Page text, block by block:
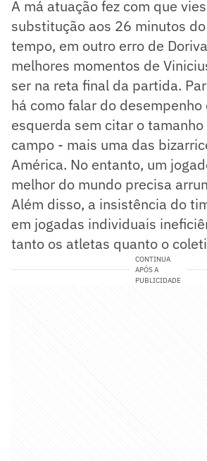
A má atuação fez com que
substitução aos 26 minutos
tempo, em outro erro de
melhores momentos de
ser na reta final da partida.
há como falar do
esquerda sem citar o
campo - mais uma das
América. No entanto, um
melhor do mundo precisa
Além disso, a insistência do
em jogadas individuais
tanto os atletas quanto o
CONTINUA
APÓS A
PUBLICIDADE